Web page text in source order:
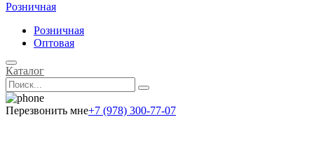
Розничная
Розничная
Оптовая
Каталог
Перезвонить мне+7 (978) 300-77-07